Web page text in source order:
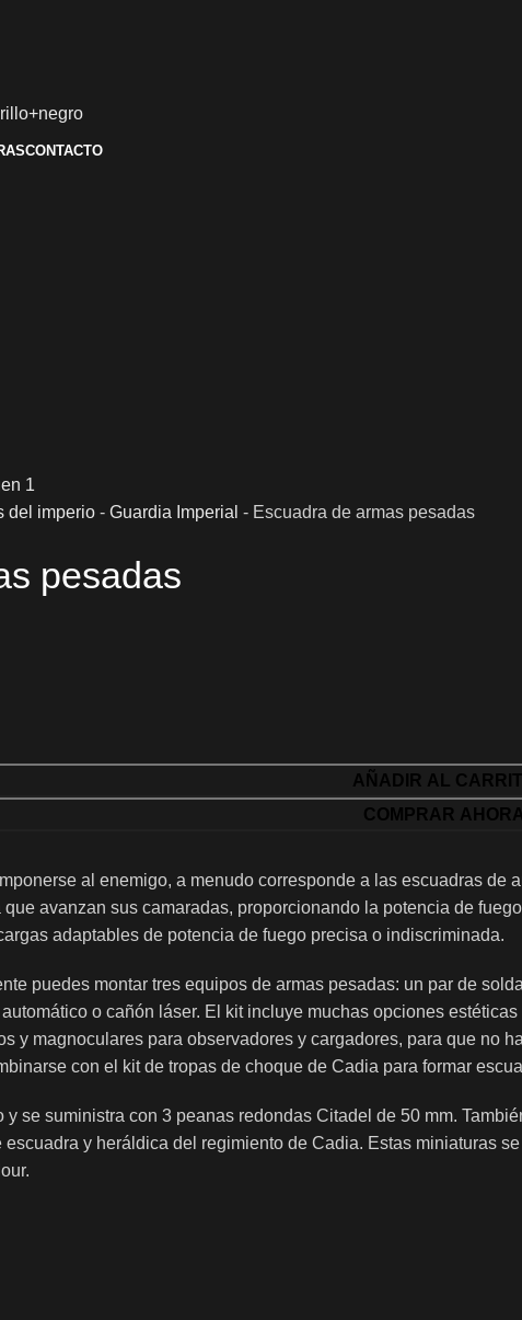
CONTACTO
del imperio - Guardia Imperial - Escuadra de armas pesadas
pesadas
AÑADIR AL
COMPRAR AHORA
al enemigo, a menudo corresponde a las escuadras
avanzan sus camaradas, proporcionando la potencia de
adaptables de potencia de fuego precisa o indiscriminada.
puedes montar tres equipos de armas pesadas: un par de
o cañón láser. El kit incluye muchas opciones
y magnoculares para observadores y cargadores, para que no
con el kit de tropas de choque de Cadia para formar
se suministra con 3 peanas redondas Citadel de 50 mm.
y heráldica del regimiento de Cadia. Estas miniaturas